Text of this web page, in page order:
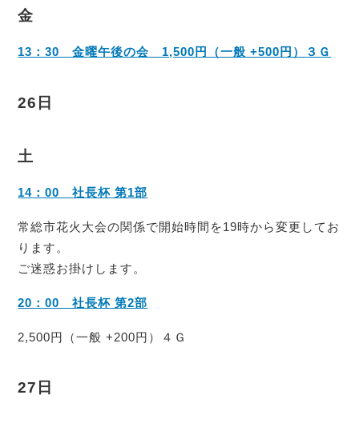
金
13：30 金曜午後の会 1,500円（一般 +500円）３Ｇ
26日
土
14：00 社長杯 第1部
常総市花火大会の関係で開始時間を19時から変更してお
ります。
ご迷惑お掛けします。
20：00 社長杯 第2部
2,500円（一般 +200円）４Ｇ
27日